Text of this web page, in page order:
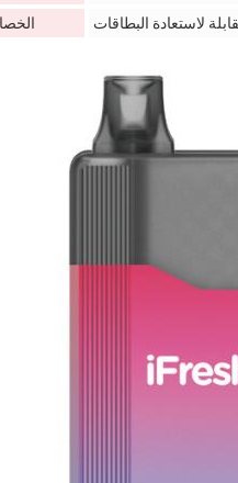
لاستعادة البطاقات